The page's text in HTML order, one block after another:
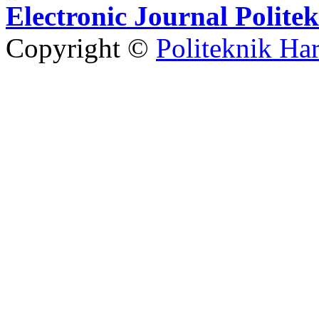
Electronic Journal
Copyright © Politeknik